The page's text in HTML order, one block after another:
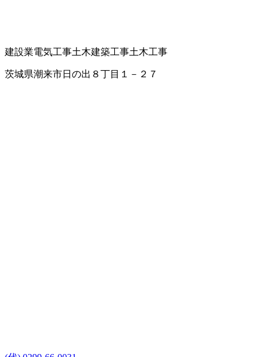
建設業電気工事土木建築工事土木工事
茨城県潮来市日の出８丁目１－２７